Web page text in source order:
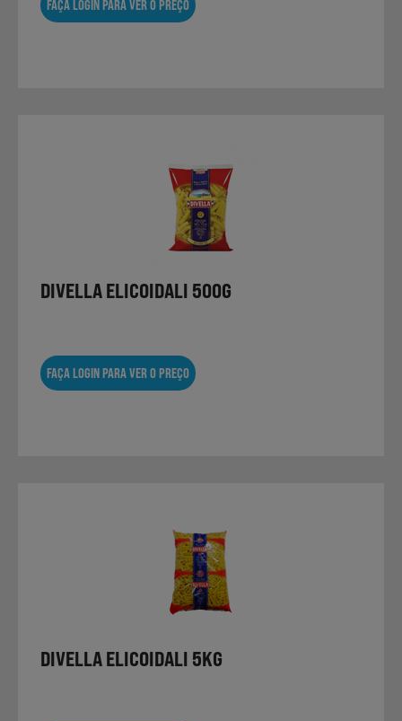
FAÇA LOGIN PARA VER O PREÇO
DIVELLA ELICOIDALI 500G
FAÇA LOGIN PARA VER O PREÇO
DIVELLA ELICOIDALI 5KG